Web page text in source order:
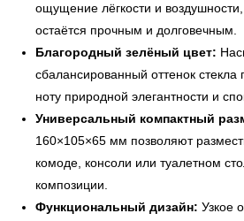
ощущение лёгкости и
остаётся прочным и долговечным.
Благородный зелёный цвет:
сбалансированный оттенок стекла
ноту природной элегантности и
Универсальный компактный
160×105×65 мм позволяют
комоде, консоли или туалетном
композиции.
Функциональный дизайн: Узкое
← Вернуться на предыдущую страницу